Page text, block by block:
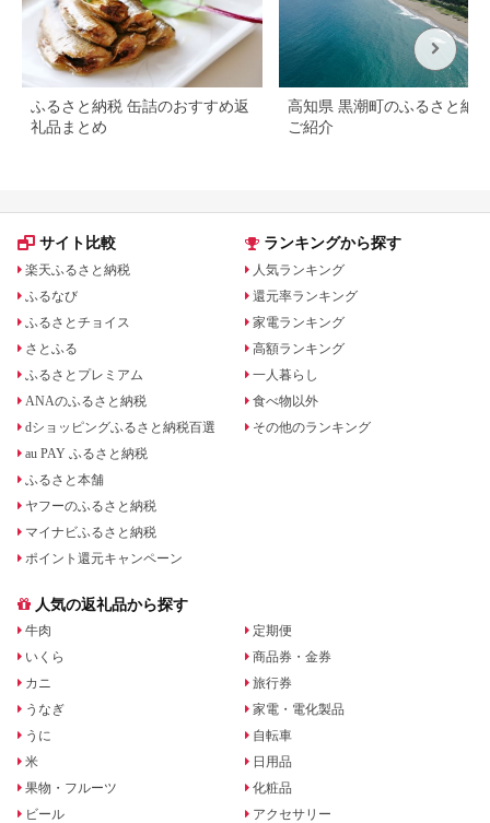
ふるさと納税 缶詰のおすすめ返
礼品まとめ
高知県 黒潮町のふるさと納
ご紹介
サイト比較
楽天ふるさと納税
ふるなび
ふるさとチョイス
さとふる
ふるさとプレミアム
ANAのふるさと納税
dショッピングふるさと納税百選
au PAY ふるさと納税
ふるさと本舗
ヤフーのふるさと納税
マイナビふるさと納税
ポイント還元キャンペーン
ランキングから探す
人気ランキング
還元率ランキング
家電ランキング
高額ランキング
一人暮らし
食べ物以外
その他のランキング
人気の返礼品から探す
牛肉
いくら
カニ
うなぎ
うに
米
果物・フルーツ
ビール
定期便
商品券・金券
旅行券
家電・電化製品
自転車
日用品
化粧品
アクセサリー